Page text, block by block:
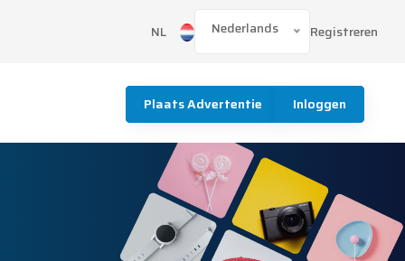
NL Nederlands Registreren
Plaats Advertentie Inloggen